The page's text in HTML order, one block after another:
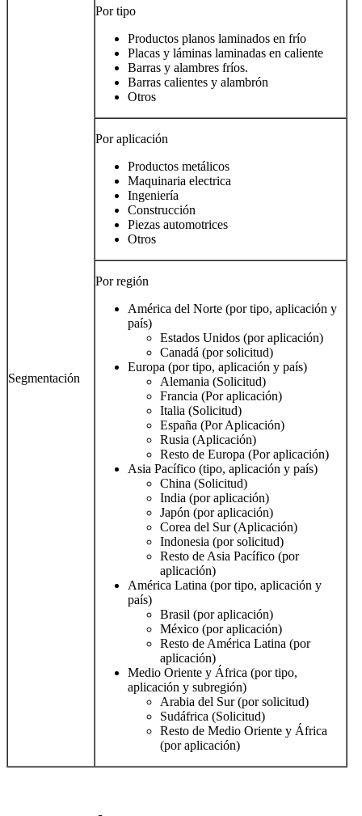
Segmentación
Por tipo
Productos planos laminados en frío
Placas y láminas laminadas en caliente
Barras y alambres fríos.
Barras calientes y alambrón
Otros
Por aplicación
Productos metálicos
Maquinaria electrica
Ingeniería
Construcción
Piezas automotrices
Otros
Por región
América del Norte (por tipo, aplicación y
país)
Estados Unidos (por aplicación)
Canadá (por solicitud)
Europa (por tipo, aplicación y país)
Alemania (Solicitud)
Francia (Por aplicación)
Italia (Solicitud)
España (Por Aplicación)
Rusia (Aplicación)
Resto de Europa (Por aplicación)
Asia Pacífico (tipo, aplicación y país)
China (Solicitud)
India (por aplicación)
Japón (por aplicación)
Corea del Sur (Aplicación)
Indonesia (por solicitud)
Resto de Asia Pacífico (por
aplicación)
América Latina (por tipo, aplicación y
país)
Brasil (por aplicación)
México (por aplicación)
Resto de América Latina (por
aplicación)
Medio Oriente y África (por tipo,
aplicación y subregión)
Arabia del Sur (por solicitud)
Sudáfrica (Solicitud)
Resto de Medio Oriente y África
(por aplicación)